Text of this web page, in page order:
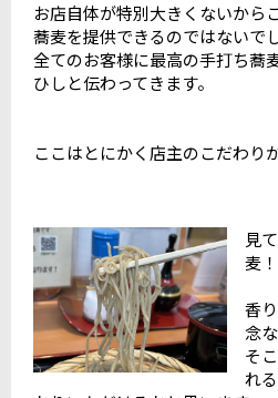
お店自体が特別大きくないから
蕎麦を提供できるのではないで
全てのお客様に最高の手打ち蕎
ひしと伝わってきます。
ここはとにかく店主のこだわり
見
麦！
香
念
そ
れ